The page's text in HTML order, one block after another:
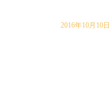
2016年10月10日